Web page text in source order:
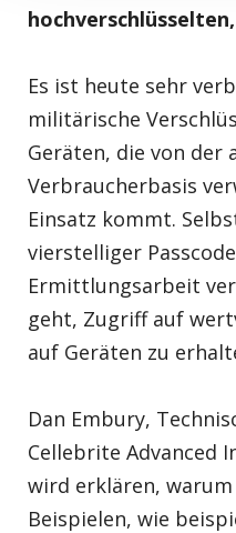
Es ist heute sehr
militärische
Geräten, die von der
Verbraucherbasis
Einsatz kommt.
vierstelliger
Ermittlungsarbeit
geht, Zugriff auf
auf Geräten zu
Dan Embury,
Cellebrite Advanced
wird erklären,
Beispielen, wie